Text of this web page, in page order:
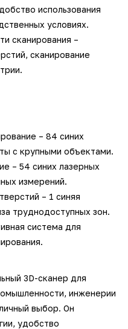
использования
условиях.
сканирования –
сканирование
– 84 синих
с крупными объектами.
– 54 синих лазерных
измерений.
– 1 синяя
труднодоступных зон.
система для
3D-сканер для
инженерии
выбор. Он
удобство